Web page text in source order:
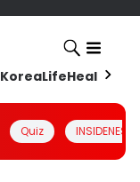
KoreaLifeHealth
Quiz INSIDENESIA